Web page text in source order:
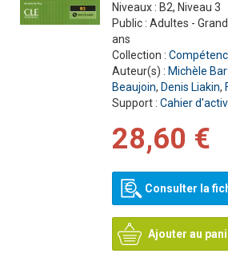
Niveaux : B2, Niveau 3
Public : Adultes -
ans
Collection :
Auteur(s) : Michèle
Beaujoin, Denis Liakin,
Support : Cahier
28,60 €
Consulter la
Ajouter au